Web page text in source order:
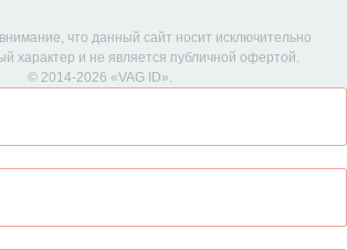
что данный сайт носит исключительно
характер и не является публичной офертой.
© 2014-2026 «VAG ID».